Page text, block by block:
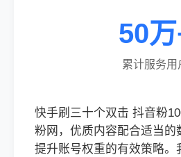
50
累计服务用
快手刷三十个双击 抖音粉
粉网，优质内容配合适当的
提升账号权重的有效策略。